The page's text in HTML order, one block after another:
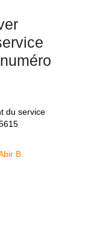
du service
B.